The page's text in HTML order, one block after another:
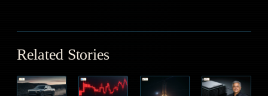
Related Stories